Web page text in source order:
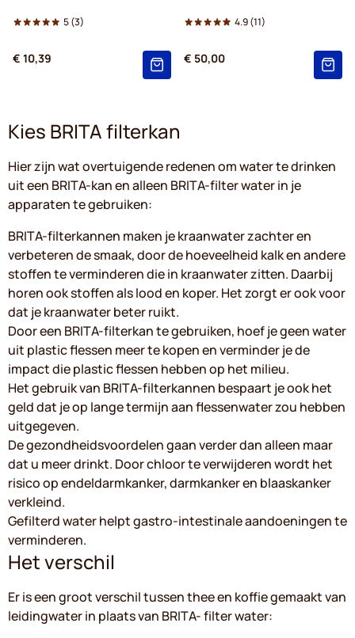
5(3)
€ 10,39
4.9(11)
€ 50,00
Kies BRITA filterkan
Hier zijn wat overtuigende redenen om water te drinken
uit een BRITA-kan en alleen BRITA-filter water in je
apparaten te gebruiken:
BRITA-filterkannen maken je kraanwater zachter en
verbeteren de smaak, door de hoeveelheid kalk en andere
stoffen te verminderen die in kraanwater zitten. Daarbij
horen ook stoffen als lood en koper. Het zorgt er ook voor
dat je kraanwater beter ruikt.
Door een BRITA-filterkan te gebruiken, hoef je geen water
uit plastic flessen meer te kopen en verminder je de
impact die plastic flessen hebben op het milieu.
Het gebruik van BRITA-filterkannen bespaart je ook het
geld dat je op lange termijn aan flessenwater zou hebben
uitgegeven.
De gezondheidsvoordelen gaan verder dan alleen maar
dat u meer drinkt. Door chloor te verwijderen wordt het
risico op endeldarmkanker, darmkanker en blaaskanker
verkleind.
Gefilterd water helpt gastro-intestinale aandoeningen te
verminderen.
Het verschil
Er is een groot verschil tussen thee en koffie gemaakt van
leidingwater in plaats van BRITA- filter water: